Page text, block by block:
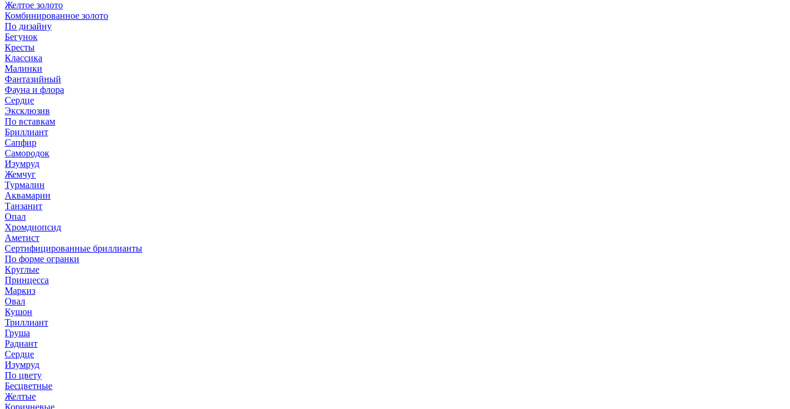
Желтое золото
Комбинированное золото
По дизайну
Бегунок
Кресты
Классика
Малинки
Фантазийный
Фауна и флора
Сердце
Эксклюзив
По вставкам
Бриллиант
Сапфир
Самородок
Изумруд
Жемчуг
Турмалин
Аквамарин
Танзанит
Опал
Хромдиопсид
Аметист
Сертифицированные бриллианты
По форме огранки
Круглые
Принцесса
Маркиз
Овал
Кушон
Триллиант
Груша
Радиант
Сердце
Изумруд
По цвету
Бесцветные
Желтые
Коричневые